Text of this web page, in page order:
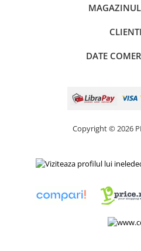
CLIENTI
DATE
Copyright © 2026